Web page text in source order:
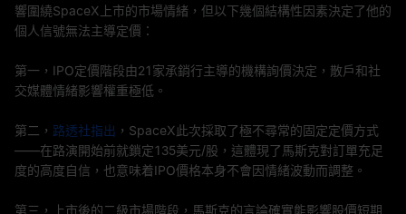
響圍繞SpaceX上市的市場情緒，但以下幾個結構性因素決定了他的
個人信號無法主導定價：
第一，IPO定價階段由21家承銷行主導的機構詢價決定，散戶和社
交媒體情緒影響權重極低。
第二， 路透社指出 ，SpaceX此次採取了極不尋常的固定定價方式
——在路演開始前就鎖定135美元/股，這體現了馬斯克對訂單充足
度的高度自信，也意味着IPO價格本身不會因情緒波動而調整。
第三，上市後的二級市場階段，馬斯克的言論確實能影響股價短期